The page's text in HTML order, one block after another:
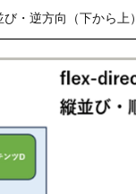
び・逆方向（下から上）